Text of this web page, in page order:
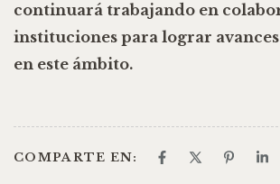
continuará trabajando en
instituciones para lograr
en este ámbito.
COMPARTE EN: